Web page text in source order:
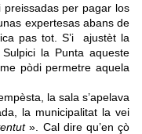
per pagar los
expertesas abans de
pas tot. S’i ajustèt la
la Punta aqueste
pòdi permetre aquela
la sala s’apelava
la municipalitat la vei
». Cal dire qu’en çò